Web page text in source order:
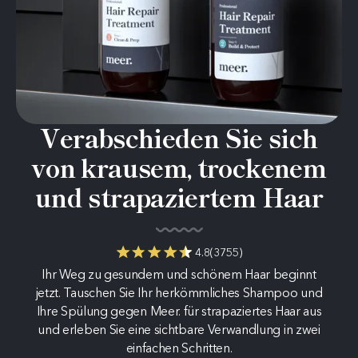
Verabschieden Sie sich
von krausem, trockenem
und strapaziertem Haar
4.8(3755)
Ihr Weg zu gesundem und schönem Haar beginnt
jetzt. Tauschen Sie Ihr herkömmliches Shampoo und
Ihre Spülung gegen Meer. für strapaziertes Haar aus
und erleben Sie eine sichtbare Verwandlung in zwei
einfachen Schritten.